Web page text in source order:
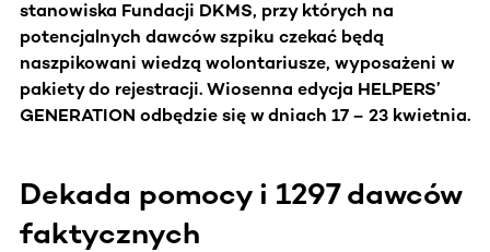
stanowiska Fundacji DKMS, przy których na
potencjalnych dawców szpiku czekać będą
naszpikowani wiedzą wolontariusze, wyposażeni w
pakiety do rejestracji. Wiosenna edycja HELPERS’
GENERATION odbędzie się w dniach 17 – 23 kwietnia.
Dekada pomocy i 1297 dawców
faktycznych